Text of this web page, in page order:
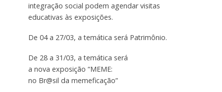
integração social podem agendar visitas
educativas às exposições.
De 04 a 27/03, a temática será Patrimônio.
De 28 a 31/03, a temática será
a nova exposição “MEME:
no Br@sil da memeficação”